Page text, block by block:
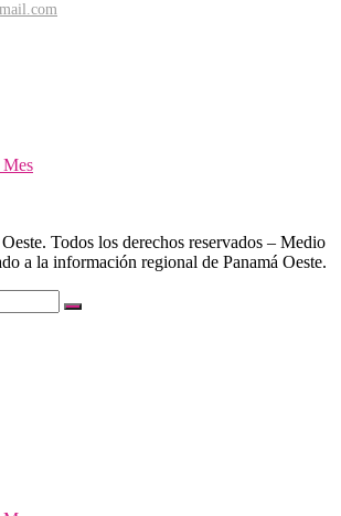
Mes
Todos los derechos reservados – Medio
a la información regional de Panamá Oeste.